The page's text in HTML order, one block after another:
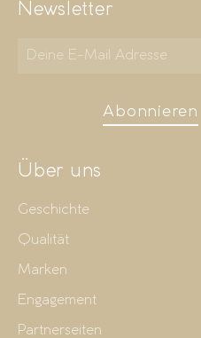
Newsletter
Abonnieren
Über uns
Geschichte
Qualität
Marken
Engagement
Partnerseiten